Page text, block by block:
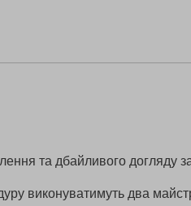
та дбайливого догляду
виконуватимуть два